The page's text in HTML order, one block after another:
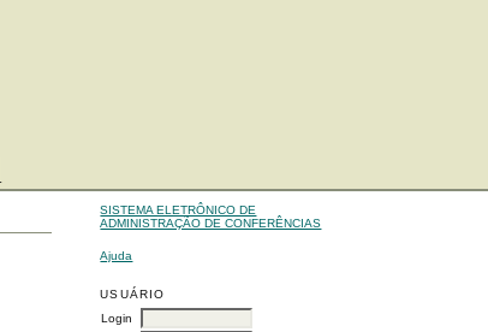
SISTEMA ELETRÔNICO DE
ADMINISTRAÇÃO DE CONFERÊNCIAS
Ajuda
USUÁRIO
Login